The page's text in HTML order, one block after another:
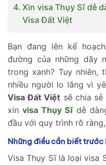
Xin visa Thụy Sĩ dễ
Visa Đất Việt
Bạn đang lên kế
đường của những dãy
trong xanh? Tuy nhiên,
nhiều người lo lắng vì
Visa Đất Việt sẽ chia
xinvisa Thụy Sĩdễ
đầu với quy trình rõ
Những điều cần biết trước
Visa Thụy Sĩ là loại visa